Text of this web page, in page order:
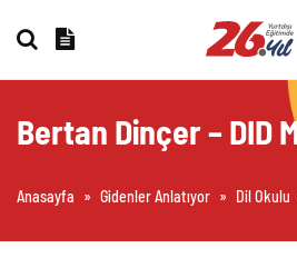
Bertan Dinçer – DID
Anasayfa » Gidenler Anlatıyor » Dil Okulu